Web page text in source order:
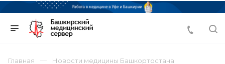
Главная Новости медицины Башкортостана